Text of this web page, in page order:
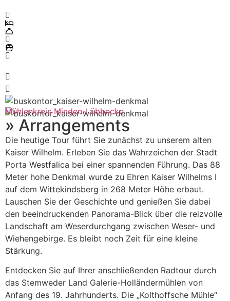
Mühlenkreis Minden-Lübbecke
» Arrangements
Die heutige Tour führt Sie zunächst zu unserem alten
Kaiser Wilhelm. Erleben Sie das Wahrzeichen der Stadt
Porta Westfalica bei einer spannenden Führung. Das 88
Meter hohe Denkmal wurde zu Ehren Kaiser Wilhelms I
auf dem Wittekindsberg in 268 Meter Höhe erbaut.
Lauschen Sie der Geschichte und genießen Sie dabei
den beeindruckenden Panorama-Blick über die reizvolle
Landschaft am Weserdurchgang zwischen Weser- und
Wiehengebirge. Es bleibt noch Zeit für eine kleine
Stärkung.
Entdecken Sie auf Ihrer anschließenden Radtour durch
das Stemweder Land Galerie-Holländermühlen von
Anfang des 19. Jahrhunderts. Die „Kolthoffsche Mühle“